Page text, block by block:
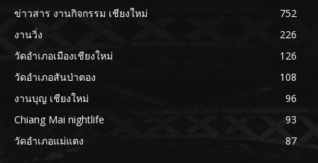
ข่าวสาร งานกิจกรรม เชียงใหม่
752
งานวิ่ง
226
วัดอำเภอเมืองเชียงใหม่
126
วัดอำเภอสันป่าตอง
108
งานบุญ เชียงใหม่
96
Chiang Mai nightlife
93
วัดอำเภอแม่แตง
87